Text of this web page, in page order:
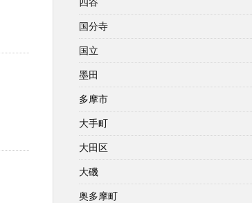
国分寺
国立
墨田
多摩市
大手町
大田区
大磯
奥多摩町